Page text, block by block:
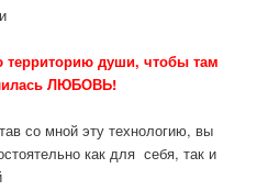
территорию души, чтобы там
ЛЮБОВЬ!
со мной эту технологию, вы
как для себя, так и